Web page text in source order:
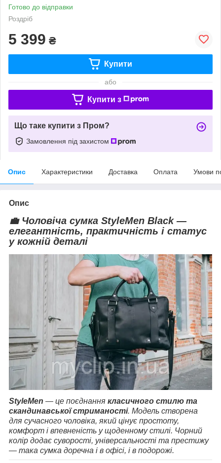
Готово до відправки
Роздріб
5 399 ₴
Купити
або
Купити з
Що таке купити з Пром?
Замовлення під захистом
Опис Характеристики Доставка Оплата Умови
Опис
💼 Чоловіча сумка StyleMen Black—
елегантність, практичність і статус
у кожній деталі
StyleMen — це поєднання класичного стилю та
скандинавської стриманості. Модель створена
для сучасного чоловіка, який цінує простоту,
комфорт і впевненість у щоденному стилі. Чорний
колір додає суворості, універсальності та престижу
— така сумка доречна і в офісі, і в подорожі.